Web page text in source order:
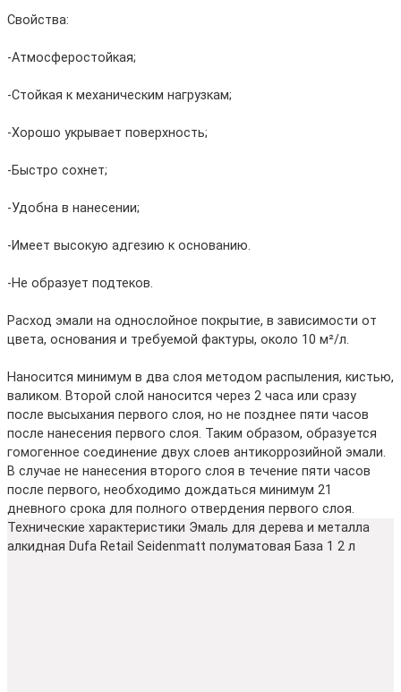
Свойства:
-Атмосферостойкая;
-Стойкая к механическим нагрузкам;
-Хорошо укрывает поверхность;
-Быстро сохнет;
-Удобна в нанесении;
-Имеет высокую адгезию к основанию.
-Не образует подтеков.
Расход эмали на однослойное покрытие, в зависимости от
цвета, основания и требуемой фактуры, около 10 м²/л.
Наносится минимум в два слоя методом распыления, кистью,
валиком. Второй слой наносится через 2 часа или сразу
после высыхания первого слоя, но не позднее пяти часов
после нанесения первого слоя. Таким образом, образуется
гомогенное соединение двух слоев антикоррозийной эмали.
В случае не нанесения второго слоя в течение пяти часов
после первого, необходимо дождаться минимум 21
дневного срока для полного отвердения первого слоя.
Технические характеристики Эмаль для дерева и металла
алкидная Dufa Retail Seidenmatt полуматовая База 1 2 л